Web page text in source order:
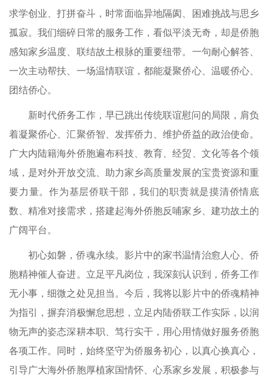
求学创业、打拼奋斗，时常面临异地隔阂、困难挑战与思乡
孤寂。我们细碎日常的服务工作，看似平淡无奇，却是侨胞
感知家乡温度、联结故土根脉的重要纽带。一句耐心解答、
一次主动帮扶、一场温情联谊，都能凝聚侨心、温暖侨心、
团结侨心。
新时代侨务工作，早已跳出传统联谊慰问的局限，肩负
着凝聚侨心、汇聚侨智、发挥侨力、维护侨益的政治使命。
广大内陆籍海外侨胞遍布科技、教育、经贸、文化等各个领
域，是对外开放交流、助力家乡高质量发展的宝贵资源和重
要力量。作为基层侨联干部，我们的职责就是摸清侨情底
数、精准对接需求，搭建起海外侨胞反哺家乡、建功故土的
广阔平台。
初心如磐，侨魂永续。影片中的家书温情治愈人心、侨
胞精神催人奋进。立足平凡岗位，我深刻认识到，侨务工作
无小事，细微之处见担当。今后，我将以影片中的侨魂精神
为指引，摒弃消极懈怠思想，立足内陆侨联工作实际，以润
物无声的姿态深耕本职、笃行实干，用心用情做好服务侨胞
各项工作。同时，始终坚守为侨服务初心，以真心换真心，
引导广大海外侨胞厚植家国情怀、心系家乡发展，积极参与